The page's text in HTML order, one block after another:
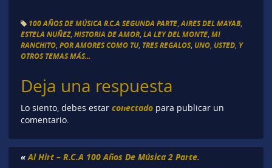
100 AÑOS DE MÚSICA R.C.A SEGUNDA PARTE, AIRES DEL MAYAB,
ESTELA NUÑEZ, HISTORIA DE AMOR, LA LEY DEL MONTE, MI
RANCHITO, POR AMORES COMO TU, TRES REGALOS, UNO, USTED, Y
OTROS TEMAS MÁS...
Deja una respuesta
Lo siento, debes estar conectadopara publicar un
comentario.
«Al Hirt – R.C.A 100 Años De Música 2 Parte.